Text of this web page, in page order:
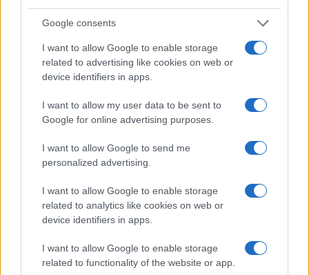
Google consents
I want to allow Google to enable storage
related to advertising like cookies on web or
device identifiers in apps.
I want to allow my user data to be sent to
Google for online advertising purposes.
I want to allow Google to send me
personalized advertising.
I want to allow Google to enable storage
related to analytics like cookies on web or
device identifiers in apps.
I want to allow Google to enable storage
related to functionality of the website or app.
Freestyle navdušuje s poletno
prilagojenimi cenami koles
Kovinska ograja po meri: kako
izbrati material, polnilo in
Koroške reke so opazno upadle,
Z vlakom po Koroški: Manj
Več iz kategorije Šport